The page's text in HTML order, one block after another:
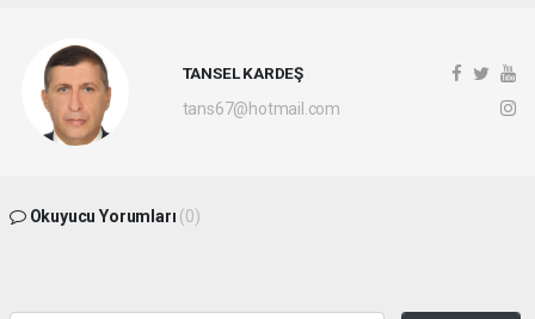
TANSEL KARDEŞ
tans67@hotmail.com
Okuyucu Yorumları (0)